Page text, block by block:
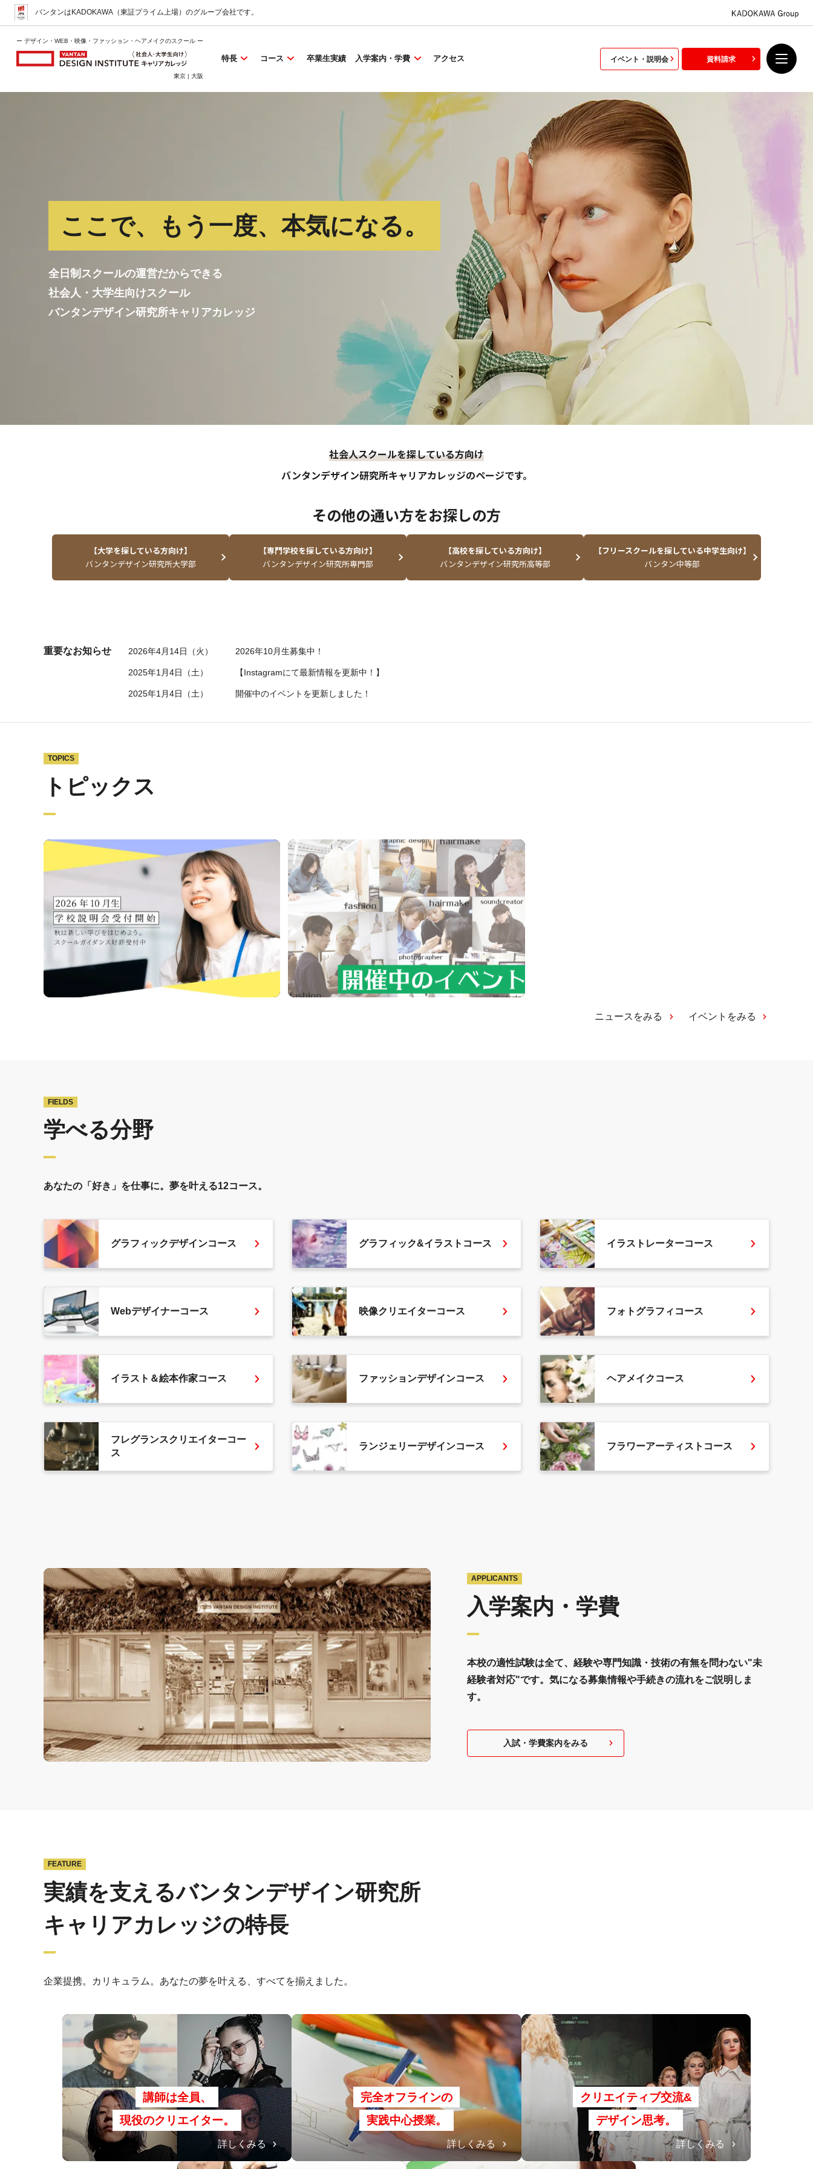
バンタンはKADOKAWA（東証プライム上場） のグループ会社です。
ー デザイン・WEB・映像・ファッション・ヘアメイクのスクール ー
東京 | 大阪
特長 コース 卒業生実績 入学案内・学費 アクセス イベント・説明会 資料請求
ここで、もう一度、本気になる。
全日制スクールの運営だからできる
社会人・大学生向けスクール
バンタンデザイン研究所キャリアカレッジ
社会人スクールを探している方向け
バンタンデザイン研究所キャリアカレッジのページです。
その他の通い方をお探しの方
【大学を探している方向け】
バンタンデザイン研究所大学部
【専門学校を探している方向け】
バンタンデザイン研究所専門部
【高校を探している方向け】
バンタンデザイン研究所高等部
【フリースクールを探している中学生向け】
バンタン中等部
重要なお知らせ 2026年4月14日（火） 2026年10月生募集中！
2025年1月4日（土） 【Instagramにて最新情報を更新中！】
2025年1月4日（土） 開催中のイベントを更新しました！
TOPICS
トピックス
ニュースをみる イベントをみる
FIELDS
学べる分野
あなたの「好き」を仕事に。 夢を叶える12コース。
グラフィックデザインコース グラフィック&イラストコース イラストレーターコース
Webデザイナーコース 映像クリエイターコース フォトグラフィコース
イラスト＆絵本作家コース ファッションデザインコース ヘアメイクコース
フレグランスクリエイターコー
ス
ランジェリーデザインコース フラワーアーティストコース
APPLICANTS
入学案内・学費
本校の適性試験は全て、 経験や専門知識・技術の有無を問わない"未
経験者対応"です。 気になる募集情報や手続きの流れをご説明しま
す。
入試・学費案内をみる
FEATURE
実績を支えるバンタンデザイン研究所
キャリアカレッジの特長
企業提携。カリキュラム。あなたの夢を叶える、すべてを揃えました。
講師は全員、
現役のクリエイター。
詳しくみる
完全オフラインの
実践中心授業。
詳しくみる
クリエイティブ交流&
デザイン思考。
詳しくみる